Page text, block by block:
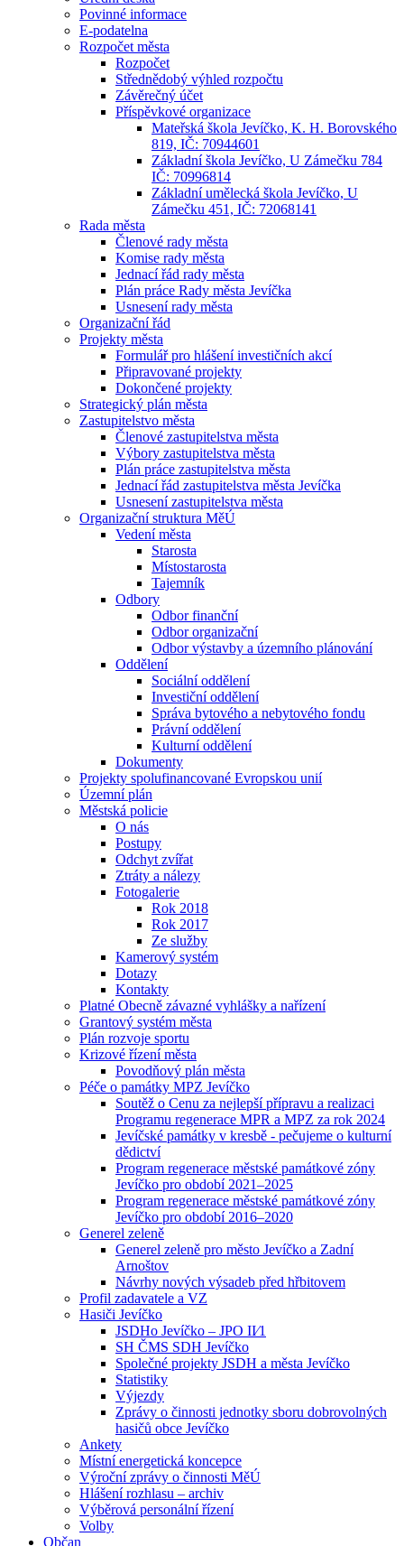
Povinné informace
E-podatelna
Rozpočet města
Rozpočet
Střednědobý výhled rozpočtu
Závěrečný účet
Příspěvkové organizace
Mateřská škola Jevíčko, K. H. Borovského
819, IČ: 70944601
Základní škola Jevíčko, U Zámečku 784
IČ: 70996814
Základní umělecká škola Jevíčko, U
Zámečku 451, IČ: 72068141
Rada města
Členové rady města
Komise rady města
Jednací řád rady města
Plán práce Rady města Jevíčka
Usnesení rady města
Organizační řád
Projekty města
Formulář pro hlášení investičních akcí
Připravované projekty
Dokončené projekty
Strategický plán města
Zastupitelstvo města
Členové zastupitelstva města
Výbory zastupitelstva města
Plán práce zastupitelstva města
Jednací řád zastupitelstva města Jevíčka
Usnesení zastupitelstva města
Organizační struktura MěÚ
Vedení města
Starosta
Místostarosta
Tajemník
Odbory
Odbor finanční
Odbor organizační
Odbor výstavby a územního plánování
Oddělení
Sociální oddělení
Investiční oddělení
Správa bytového a nebytového fondu
Právní oddělení
Kulturní oddělení
Dokumenty
Projekty spolufinancované Evropskou unií
Územní plán
Městská policie
O nás
Postupy
Odchyt zvířat
Ztráty a nálezy
Fotogalerie
Rok 2018
Rok 2017
Ze služby
Kamerový systém
Dotazy
Kontakty
Platné Obecně závazné vyhlášky a nařízení
Grantový systém města
Plán rozvoje sportu
Krizové řízení města
Povodňový plán města
Péče o památky MPZ Jevíčko
Soutěž o Cenu za nejlepší přípravu a realizaci
Programu regenerace MPR a MPZ za rok 2024
Jevíčské památky v kresbě - pečujeme o kulturní
dědictví
Program regenerace městské památkové zóny
Jevíčko pro období 2021–2025
Program regenerace městské památkové zóny
Jevíčko pro období 2016–2020
Generel zeleně
Generel zeleně pro město Jevíčko a Zadní
Arnoštov
Návrhy nových výsadeb před hřbitovem
Profil zadavatele a VZ
Hasiči Jevíčko
JSDHo Jevíčko – JPO II⁄1
SH ČMS SDH Jevíčko
Společné projekty JSDH a města Jevíčko
Statistiky
Výjezdy
Zprávy o činnosti jednotky sboru dobrovolných
hasičů obce Jevíčko
Ankety
Místní energetická koncepce
Výroční zprávy o činnosti MěÚ
Hlášení rozhlasu – archiv
Výběrová personální řízení
Volby
Občan